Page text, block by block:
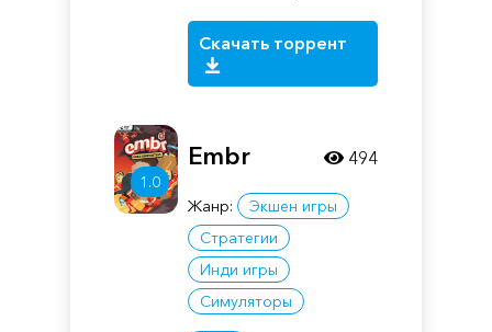
Скачать торрент
1.0
Embr
Жанр:
Экшен игры
Стратегии
Инди игры
Симуляторы
494